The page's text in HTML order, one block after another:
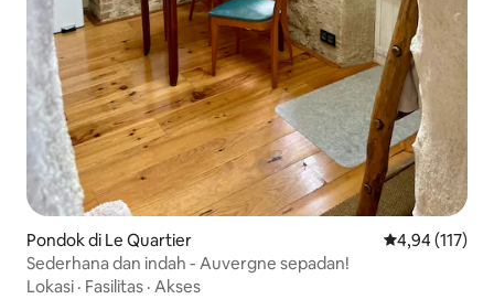
Pondok di Le Quartier Nilai rata-rata
4,94 (117)
Sederhana dan indah - Auvergne sepadan!
Lokasi · Fasilitas · Akses